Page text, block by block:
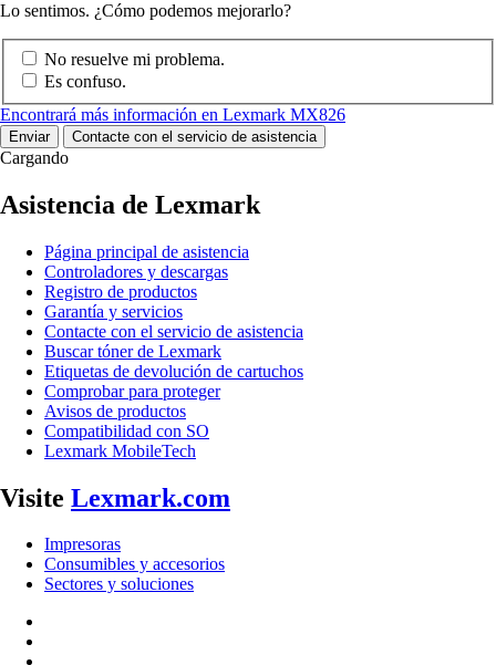
Lo sentimos. ¿Cómo podemos mejorarlo?
No resuelve mi problema.
Es confuso.
Encontrará más información en Lexmark MX826
Enviar Contacte con el servicio de asistencia
Cargando
Asistencia de Lexmark
Página principal de asistencia
Controladores y descargas
Registro de productos
Garantía y servicios
Contacte con el servicio de asistencia
Buscar tóner de Lexmark
Etiquetas de devolución de cartuchos
Comprobar para proteger
Avisos de productos
Compatibilidad con SO
Lexmark MobileTech
Visite Lexmark.com
Impresoras
Consumibles y accesorios
Sectores y soluciones